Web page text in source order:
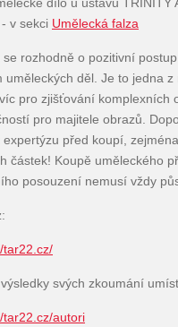
v sekci Umělecká falza
se rozhodně o pozitivní
uměleckých děl. Je to jedna
pro zjišťování komplexních
pro majitele obrazů.
expertýzu před koupí,
částek! Koupě uměleckého
posouzení nemusí vždy
tar22.cz/
svých zkoumání
tar22.cz/autori